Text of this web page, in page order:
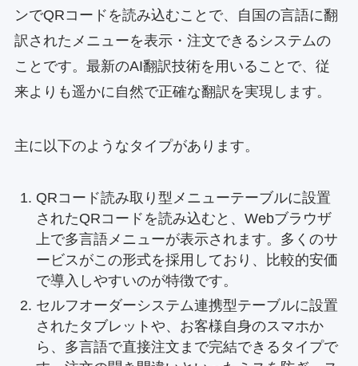
ンでQRコードを読み込むことで、自国の言語に翻
訳されたメニューを表示・注文できるシステムの
ことです。最新のAI翻訳技術を用いることで、従
来よりも遥かに自然で正確な翻訳を実現します。
主に以下のようなタイプがあります。
QRコード読み取り型メニューテーブルに設置
されたQRコードを読み込むと、Webブラウザ
上で多言語メニューが表示されます。多くのサ
ービスがこの形式を採用しており、比較的安価
で導入しやすいのが特徴です。
セルフオーダーシステム連携型テーブルに設置
されたタブレットや、お客様自身のスマホか
ら、多言語で直接注文まで完結できるタイプで